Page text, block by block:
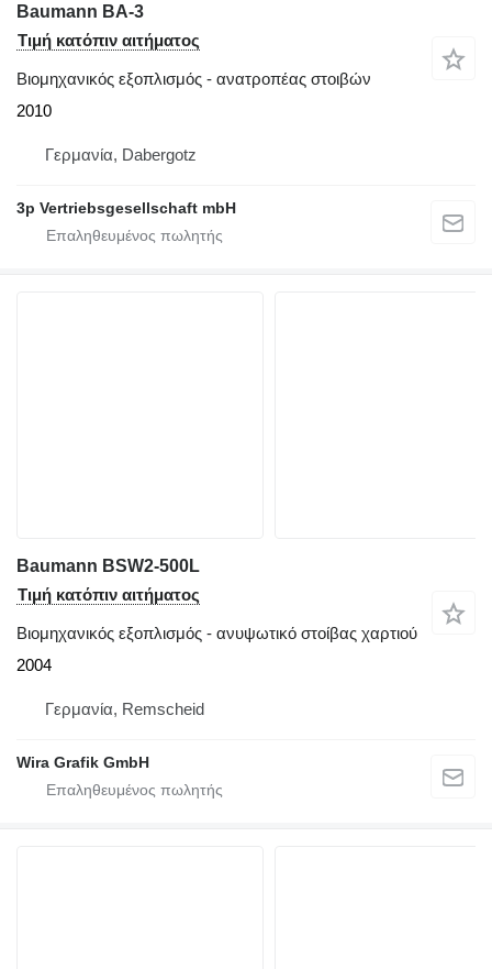
Baumann BA-3
Τιμή κατόπιν αιτήματος
Βιομηχανικός εξοπλισμός - ανατροπέας στοιβών
2010
Γερμανία, Dabergotz
3p Vertriebsgesellschaft mbH
Baumann BSW2-500L
Τιμή κατόπιν αιτήματος
Βιομηχανικός εξοπλισμός - ανυψωτικό στοίβας χαρτιού
2004
Γερμανία, Remscheid
Wira Grafik GmbH